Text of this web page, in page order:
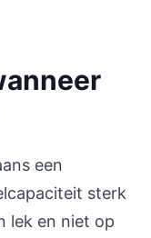
een
sterk
lek en niet op